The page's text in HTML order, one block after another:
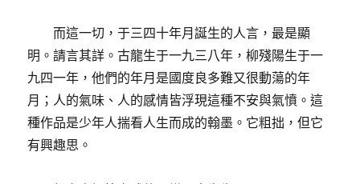
而這一切，于三四十年月誕生的人言，最是顯
明。請言其詳。古龍生于一九三八年，柳殘陽生于一
九四一年，他們的年月是國度良多難又很動蕩的年
月；人的氣味、人的感情皆浮現這種不安與氣憤。這
種作品是少年人揣看人生而成的翰墨。它粗拙，但它
有興趣思。